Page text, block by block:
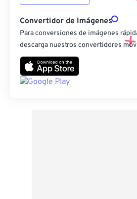
Convertidor de Imágenes
Para conversiones de imágenes
descarga nuestros convertidores